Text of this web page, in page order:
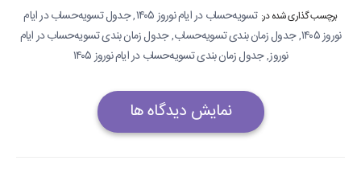
برچسب گذاری شده در: تسویه‌حساب‌ در ایام نوروز ۱۴۰۵ ,جدول تسویه‌حساب‌ در ایام
نوروز ۱۴۰۵
,جدول زمان بندی تسویه‌حساب‌,جدول زمان بندی تسویه‌حساب‌ در ایام
نوروز,جدول زمان بندی تسویه‌حساب‌ در ایام نوروز ۱۴۰۵
نمایش دیدگاه ها